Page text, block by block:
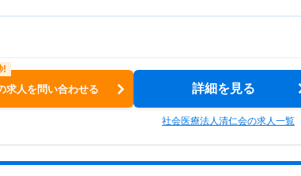
求人を問い合わせる 詳細を見る
社会医療法人清仁会の求人一覧